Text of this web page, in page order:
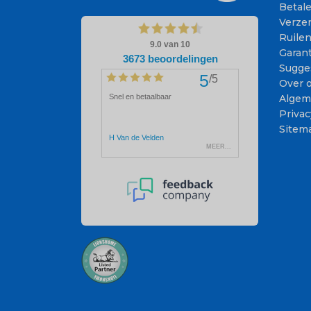
Over